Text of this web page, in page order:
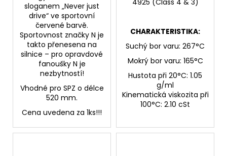
sloganem „Never just
drive“ ve sportovní
červené barvě.
Sportovnost značky N je
takto přenesena na
silnice – pro opravdové
fanoušky N je
nezbytností!
Vhodné pro SPZ o délce
520 mm.
Cena uvedena za 1ks!!!
4925 (Class 4 & 3)
CHARAKTERISTIKA:
Suchý bor varu: 267°C
Mokrý bor varu: 165°C
Hustota při 20°C: 1.05
g/ml
Kinematická viskozita při
100°C: 2.10 cSt